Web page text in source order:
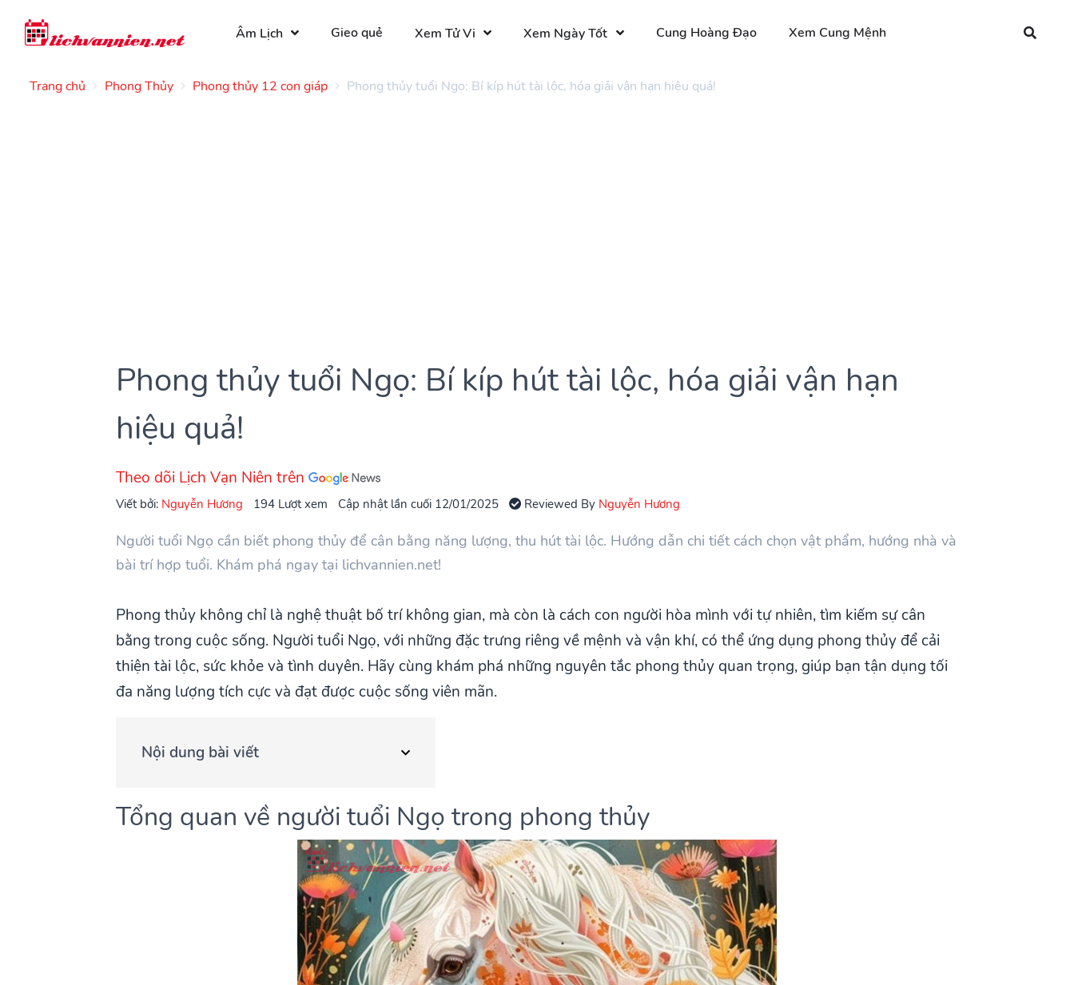
Âm Lịch Gieo quẻ Xem Tử Vi Xem Ngày Tốt Cung Hoàng Đạo Xem Cung Mệnh
Trang chủ Phong Thủy Phong thủy 12 con giáp Phong thủy tuổi Ngọ: Bí kíp hút tài lộc, hóa giải vận hạn hiệu quả!
Phong thủy tuổi Ngọ: Bí kíp hút tài lộc, hóa giải vận hạn
hiệu quả!
Theo dõi Lịch Vạn Niên trên
Viết bởi: Nguyễn Hương 194 Lượt xem Cập nhật lần cuối 12/01/2025 Reviewed By Nguyễn Hương
Người tuổi Ngọ cần biết phong thủy để cân bằng năng lượng, thu hút tài lộc. Hướng dẫn chi tiết cách chọn vật phẩm, hướng nhà và
bài trí hợp tuổi. Khám phá ngay tại lichvannien.net!
Phong thủy không chỉ là nghệ thuật bố trí không gian, mà còn là cách con người hòa mình với tự nhiên, tìm kiếm sự cân
bằng trong cuộc sống. Người tuổi Ngọ, với những đặc trưng riêng về mệnh và vận khí, có thể ứng dụng phong thủy để cải
thiện tài lộc, sức khỏe và tình duyên. Hãy cùng khám phá những nguyên tắc phong thủy quan trọng, giúp bạn tận dụng tối
đa năng lượng tích cực và đạt được cuộc sống viên mãn.
Nội dung bài viết
Tổng quan về người tuổi Ngọ trong phong thủy